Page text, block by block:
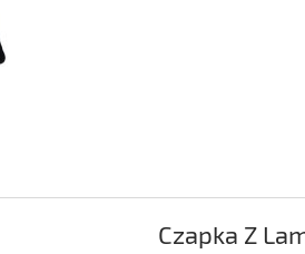
Czapka Z